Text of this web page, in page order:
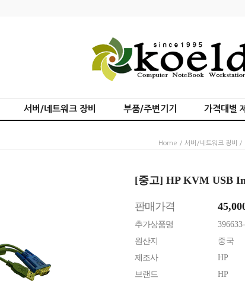
서버/네트워크 장비 부품/주변기기 가격대별
Home / 서버/네트워크 장비 /
[중고] HP KVM USB
판매가격
추가상품명
원산지
중국
제조사
HP
브랜드
HP